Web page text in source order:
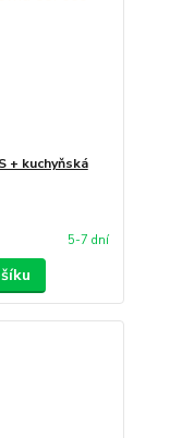
+ kuchyňská
5-7 dní